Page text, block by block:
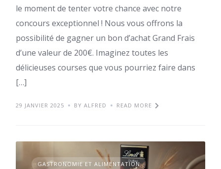
le moment de tenter votre chance avec notre
concours exceptionnel ! Nous vous offrons la
possibilité de gagner un bon d’achat Grand Frais
d’une valeur de 200€. Imaginez toutes les
délicieuses courses que vous pourriez faire dans
[…]
29 JANVIER 2025 BY ALFRED READ MORE
GASTRONOMIE ET ALIMENTATION